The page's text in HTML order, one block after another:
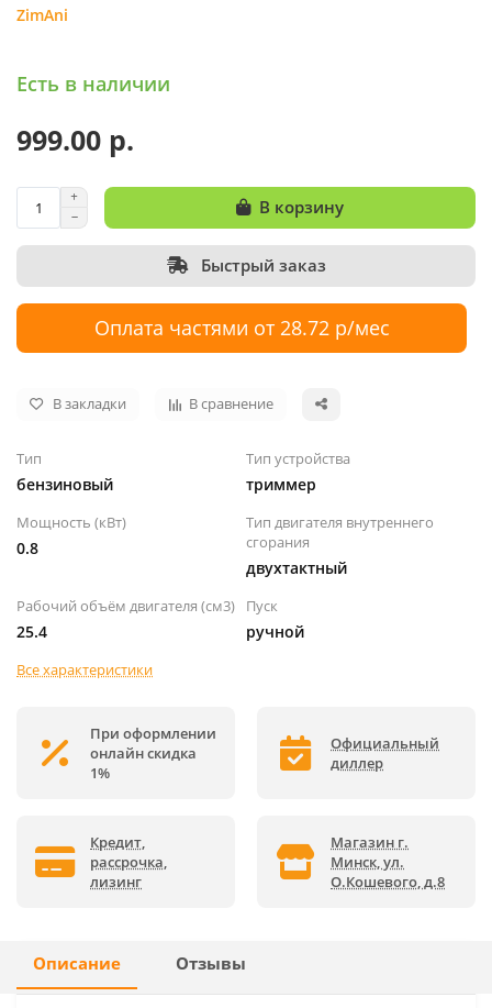
ZimAni
Есть в наличии
999.00 р.
В корзину
Быстрый заказ
Оплата частями от 28.72 р/мес
В закладки В сравнение
Тип
бензиновый
Тип устройства
триммер
Мощность (кВт)
0.8
Тип двигателя внутреннего
сгорания
двухтактный
Рабочий объём двигателя (см3)
25.4
Пуск
ручной
Все характеристики
При оформлении
онлайн скидка
1%
Официальный
диллер
Кредит,
рассрочка,
лизинг
Магазин г.
Минск, ул.
О.Кошевого, д.8
Описание Отзывы